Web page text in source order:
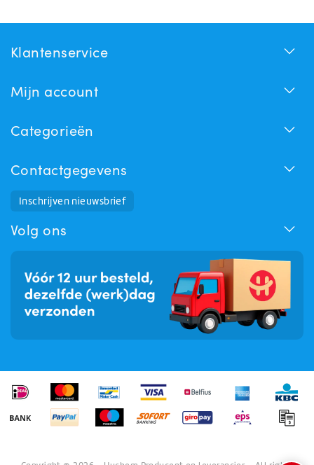
Klantenservice
Mijn account
Categorieën
Contactgegevens
Inschrijven nieuwsbrief
Volg ons